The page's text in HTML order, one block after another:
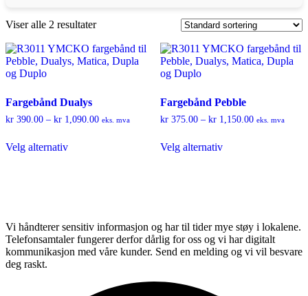
Viser alle 2 resultater
Fargebånd Dualys
kr 390.00 – kr 1,090.00Prisområde:
eks. mva
Velg alternativproduktet
velges
på
produktsiden
Fargebånd Pebble
kr375.00 – kr1,150.00Prisområde:
eks. mva
Velg alternativproduktet
velges
på
produktsiden
Vi håndterer sensitiv informasjon og har til tider mye støy i lokalene.
Telefonsamtaler fungerer derfor dårlig for oss og vi har digitalt
kommunikasjon med våre kunder. Send en melding og vi vil besvare
deg raskt.